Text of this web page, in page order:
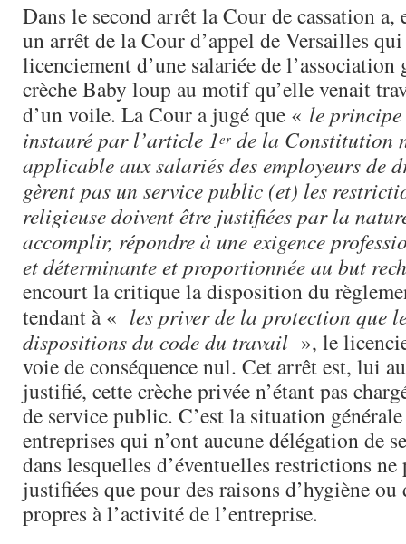
Dans le second arrêt la Cour de cassation a,
un arrêt de la Cour d’appel de Versailles
licenciement d’une salariée de l’association
crèche Baby loup au motif qu’elle venait
d’un voile. La Cour a jugé que « le
instauré par l’article 1er de la Constitution
applicable aux salariés des employeurs de
gèrent pas un service public (et) les
religieuse doivent être justifiées par la
accomplir, répondre à une exigence
et déterminante et proportionnée au but
encourt la critique la disposition du
tendant à « les priver de la protection que
dispositions du code du travail », le
voie de conséquence nul. Cet arrêt est, lui
justifié, cette crèche privée n’étant pas
de service public. C’est la situation
entreprises qui n’ont aucune délégation de
dans lesquelles d’éventuelles restrictions ne
justifiées que pour des raisons d’hygiène ou
propres à l’activité de l’entreprise.